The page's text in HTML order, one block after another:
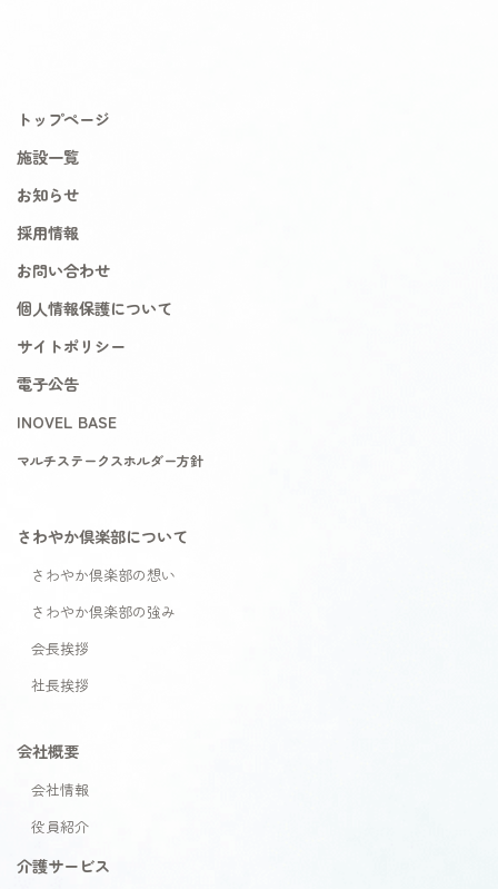
トップページ
施設一覧
お知らせ
採用情報
お問い合わせ
個人情報保護について
サイトポリシー
電子公告
INOVEL BASE
マルチステークスホルダー方針
さわやか倶楽部について
さわやか倶楽部の想い
さわやか倶楽部の強み
会長挨拶
社長挨拶
会社概要
会社情報
役員紹介
介護サービス